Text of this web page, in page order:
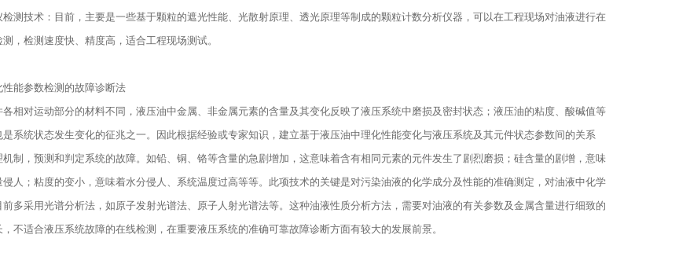
技术：目前，主要是一些基于颗粒的遮光性能、光散射原理、透光原理等制成的颗粒计数分析仪器，可以在工程现场对油液进行在
，检测速度快、精度高，适合工程现场测试。
能参数检测的故障诊断法
对运动部分的材料不同，液压油中金属、非金属元素的含量及其变化反映了液压系统中磨损及密封状态；液压油的粘度、酸碱值等
系统状态发生变化的征兆之一。因此根据经验或专家知识，建立基于液压油中理化性能变化与液压系统及其元件状态参数间的关系
机制，预测和判定系统的故障。如铅、铜、铬等含量的急剧增加，这意味着含有相同元素的元件发生了剧烈磨损；硅含量的剧增，意味
人；粘度的变小，意味着水分侵人、系统温度过高等等。此项技术的关键是对污染油液的化学成分及性能的准确测定，对油液中化学
前多采用光谱分析法，如原子发射光谱法、原子人射光谱法等。这种油液性质分析方法，需要对油液的有关参数及金属含量进行细致的
不适合液压系统故障的在线检测，在重要液压系统的准确可靠故障诊断方面有较大的发展前景。